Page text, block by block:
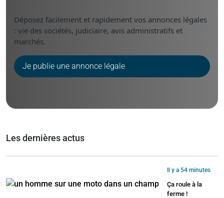
Déposez facilement et rapidement vos annonces légales
: vie des sociétés, judiciaire, avis administratifs et
marchés.
Je publie une annonce légale
Les dernières actus
Il y a 54 minutes
Ça roule à la
ferme !